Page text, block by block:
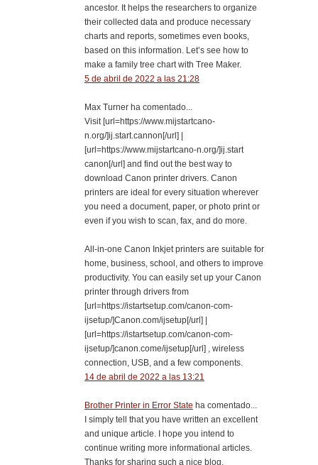
ancestor. It helps the researchers to organize
their collected data and produce necessary
charts and reports, sometimes even books,
based on this information. Let’s see how to
make a family tree chart with Tree Maker.
5 de abril de 2022 a las 21:28
Max Turner ha comentado...
Visit [url=https://www.mijstartcano-
n.org/]ij.start.cannon[/url] |
[url=https://www.mijstartcano-n.org/]ij.start
canon[/url] and find out the best way to
download Canon printer drivers. Canon
printers are ideal for every situation wherever
you need a document, paper, or photo print or
even if you wish to scan, fax, and do more.
All-in-one Canon Inkjet printers are suitable for
home, business, school, and others to improve
productivity. You can easily set up your Canon
printer through drivers from
[url=https://istartsetup.com/canon-com-
ijsetup/]Canon.com/ijsetup[/url] |
[url=https://istartsetup.com/canon-com-
ijsetup/]canon.come/ijsetup[/url] , wireless
connection, USB, and a few components.
14 de abril de 2022 a las 13:21
Brother Printer in Error State ha comentado...
I simply tell that you have written an excellent
and unique article. I hope you intend to
continue writing more informational articles.
Thanks for sharing such a nice blog.